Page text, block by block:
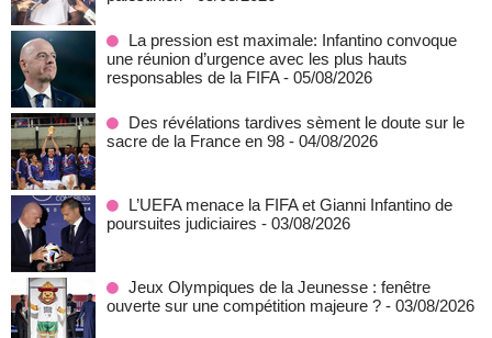
La pression est maximale: Infantino convoque
une réunion d’urgence avec les plus hauts
responsables de la FIFA - 05/08/2026
Des révélations tardives sèment le doute sur le
sacre de la France en 98 - 04/08/2026
L’UEFA menace la FIFA et Gianni Infantino de
poursuites judiciaires - 03/08/2026
Jeux Olympiques de la Jeunesse : fenêtre
ouverte sur une compétition majeure ? - 03/08/2026